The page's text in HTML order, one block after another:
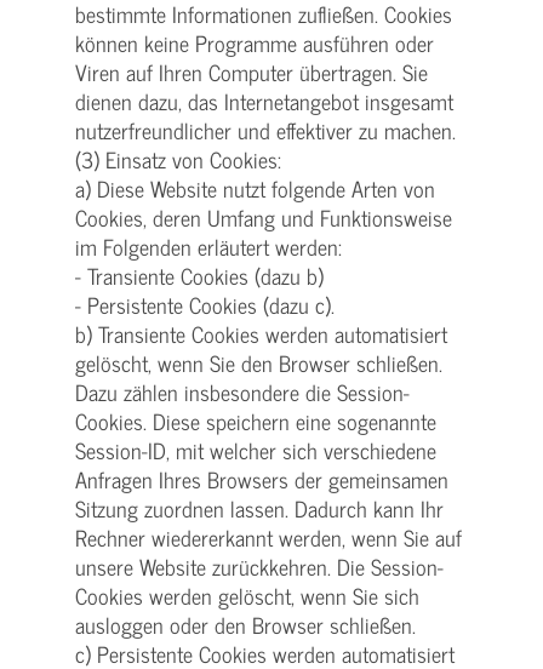
bestimmte Informationen zufließen. Cookies
können keine Programme ausführen oder
Viren auf Ihren Computer übertragen. Sie
dienen dazu, das Internetangebot insgesamt
nutzerfreundlicher und effektiver zu machen.
(3) Einsatz von Cookies:
a) Diese Website nutzt folgende Arten von
Cookies, deren Umfang und Funktionsweise
im Folgenden erläutert werden:
- Transiente Cookies (dazu b)
- Persistente Cookies (dazu c).
b) Transiente Cookies werden automatisiert
gelöscht, wenn Sie den Browser schließen.
Dazu zählen insbesondere die Session-
Cookies. Diese speichern eine sogenannte
Session-ID, mit welcher sich verschiedene
Anfragen Ihres Browsers der gemeinsamen
Sitzung zuordnen lassen. Dadurch kann Ihr
Rechner wiedererkannt werden, wenn Sie auf
unsere Website zurückkehren. Die Session-
Cookies werden gelöscht, wenn Sie sich
ausloggen oder den Browser schließen.
c) Persistente Cookies werden automatisiert